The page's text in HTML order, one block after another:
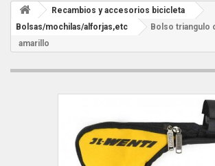
Recambios y accesorios bicicleta
Bolsas/mochilas/alforjas,etc
Bolso triangulo
amarillo